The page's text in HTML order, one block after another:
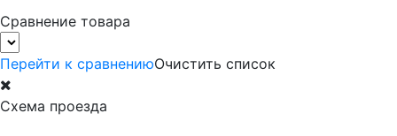
Сравнение товара
Перейти к сравнениюОчистить список
Схема проезда